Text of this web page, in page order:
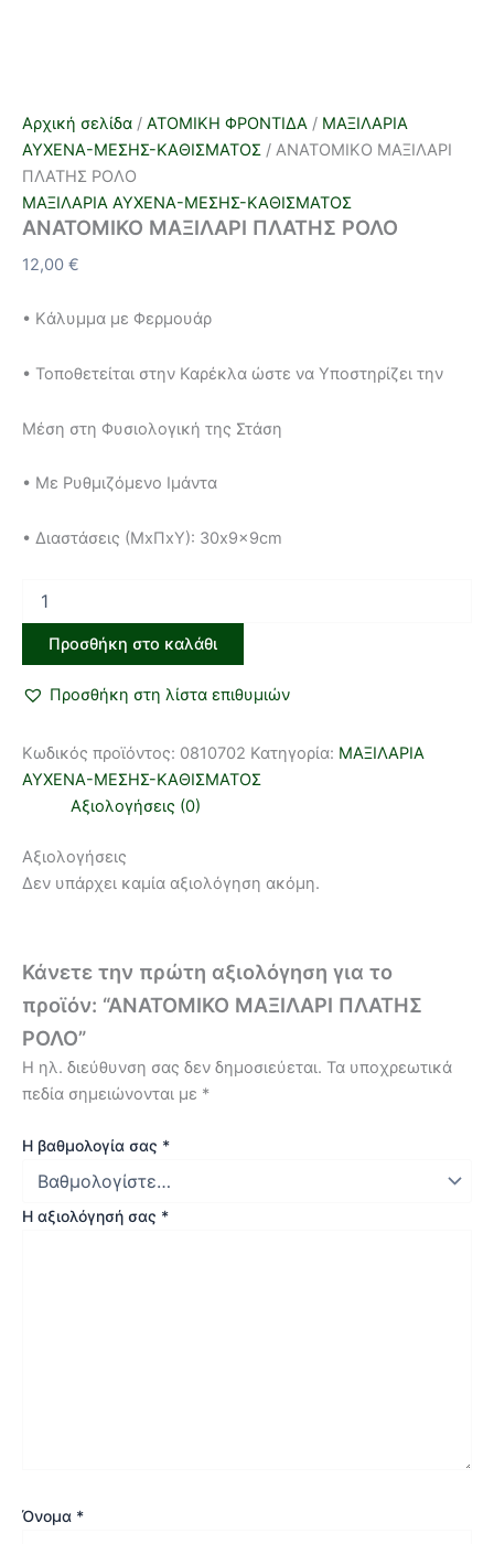
Αρχική σελίδα / ΑΤΟΜΙΚΗ ΦΡΟΝΤΙΔΑ / ΜΑΞΙΛΑΡΙΑ
ΑΥΧΕΝΑ-ΜΕΣΗΣ-ΚΑΘΙΣΜΑΤΟΣ / ΑΝΑΤΟΜΙΚΟ ΜΑΞΙΛΑΡΙ
ΠΛΑΤΗΣ ΡΟΛΟ
ΜΑΞΙΛΑΡΙΑ ΑΥΧΕΝΑ-ΜΕΣΗΣ-ΚΑΘΙΣΜΑΤΟΣ
ΑΝΑΤΟΜΙΚΟ ΜΑΞΙΛΑΡΙ ΠΛΑΤΗΣ ΡΟΛΟ
12,00 €
• Kάλυμμα με Φερμουάρ
• Τοποθετείται στην Καρέκλα ώστε να Υποστηρίζει την
Μέση στη Φυσιολογική της Στάση
• Με Ρυθμιζόμενο Ιμάντα
• Διαστάσεις (ΜxΠxΥ): 30x9x9cm
Προσθήκη στο καλάθι
Προσθήκη στη λίστα επιθυμιών
Κωδικός προϊόντος: 0810702 Κατηγορία: ΜΑΞΙΛΑΡΙΑ
ΑΥΧΕΝΑ-ΜΕΣΗΣ-ΚΑΘΙΣΜΑΤΟΣ
Αξιολογήσεις (0)
Αξιολογήσεις
Δεν υπάρχει καμία αξιολόγηση ακόμη.
Κάνετε την πρώτη αξιολόγηση για το
προϊόν: “ΑΝΑΤΟΜΙΚΟ ΜΑΞΙΛΑΡΙ ΠΛΑΤΗΣ
ΡΟΛΟ”
Η ηλ. διεύθυνση σας δεν δημοσιεύεται. Τα υποχρεωτικά
πεδία σημειώνονται με *
Η βαθμολογία σας *
Η αξιολόγησή σας *
Όνομα *